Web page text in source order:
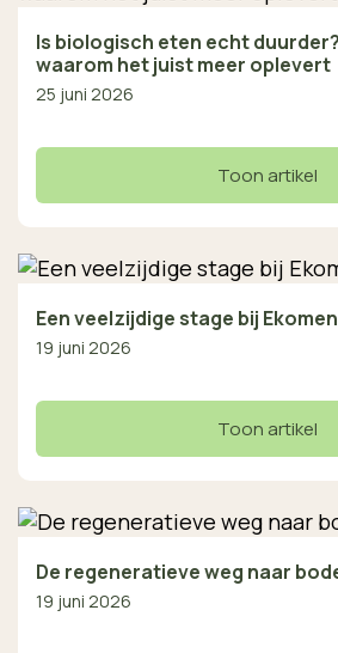
Is biologisch eten echt
waarom het juist meer oplevert
25 juni 2026
Toon artikel
Een veelzijdige stage bij
19 juni 2026
Toon artikel
De regeneratieve weg naar
19 juni 2026